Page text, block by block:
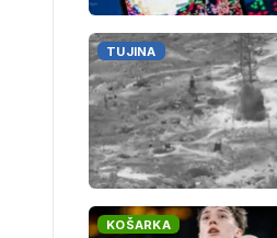
TUJINA
KOŠARKA